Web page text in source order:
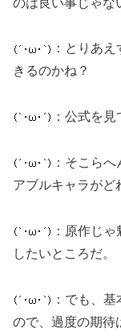
：とりあ
きるのかね？
：公式を
：そこら
アブルキャラがど
：原作じ
したいところだ。
：でも、
ので、過度の期待